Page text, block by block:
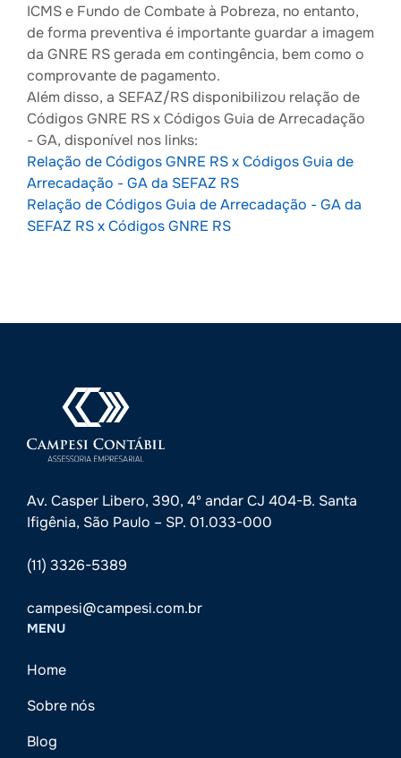
ICMS e Fundo de Combate à Pobreza, no entanto,
de forma preventiva é importante guardar a imagem
da GNRE RS gerada em contingência, bem como o
comprovante de pagamento.
Além disso, a SEFAZ/RS disponibilizou relação de
Códigos GNRE RS x Códigos Guia de Arrecadação
- GA, disponível nos links:
Relação de Códigos GNRE RS x Códigos Guia de
Arrecadação - GA da SEFAZ RS
Relação de Códigos Guia de Arrecadação - GA da
SEFAZ RS x Códigos GNRE RS
Av. Casper Libero, 390, 4º andar CJ 404-B. Santa
Ifigênia, São Paulo – SP. 01.033-000
(11) 3326-5389
campesi@campesi.com.br
MENU
Home
Sobre nós
Blog